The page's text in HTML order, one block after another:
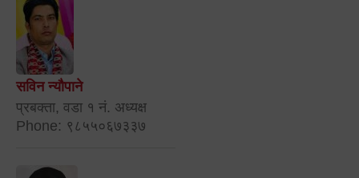
सविन न्यौपाने
प्रबक्ता, वडा १ नं. अध्यक्ष
Phone: ९८५५०६७३३७